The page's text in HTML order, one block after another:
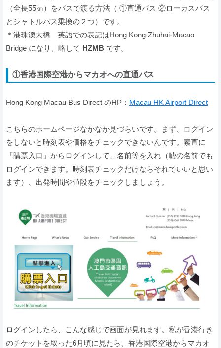
（全長55㎞）をバスで渡る方法（ ①直通バス ②ローカスバス
とシャトルバス乗換の２つ）です。
＊港珠澳大橋 英語での表記はHong Kong-Zhuhai-Macao
Bridge になり、略して HZMB です。
①香港国際空港からマカオへの直通バス
Hong Kong Macau Bus Direct のHP： Macau HK Airport Direct
こちらのホームページなかなか見づらいです。まず、ログイン
をしないと時刻表や価格をチェックできないんです。素直に
「購票入口」からログインして、名前等を入れ（嘘の名前でも
ログインできます。時刻表チェックだけならそれでいいと思い
ます）、出発時間や値段をチェックしましょう。
ログインしたら、こんな感じで画面が見れます。私が香港行き
のチケットを取った6月頃に見たら、香港国際空港からマカオ